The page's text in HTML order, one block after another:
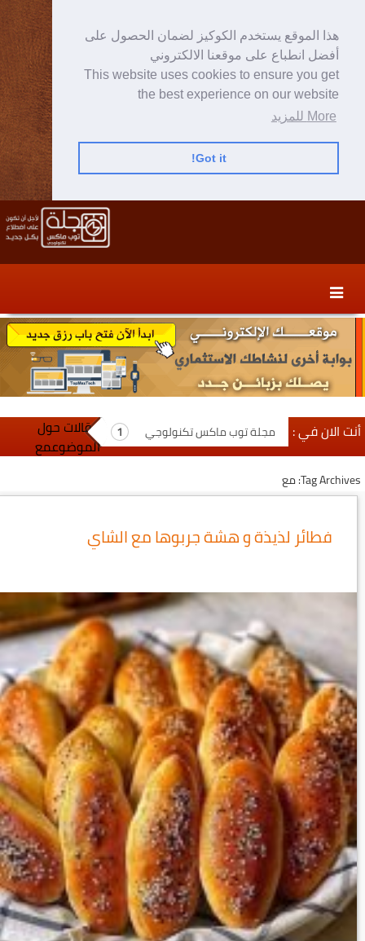
هذا الموقع يستخدم الكوكيز لضمان الحصول على
أفضل انطباع على موقعنا الالكتروني
This website uses cookies to ensure you get
the best experience on our website
More للمزيد
Got it!
content
secondary
content
أنت الان في : مجلة توب ماكس تكنولوجي
مقالات حول
الموضوعمع
Tag Archives: مع
فطائر لذيذة و هشة جربوها مع الشاي